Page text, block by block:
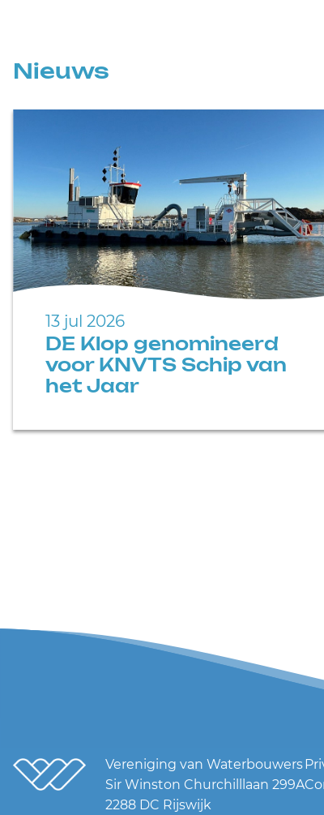
Nieuws
13 jul 2026
DE Klop genomineerd
voor KNVTS Schip van
het Jaar
Vereniging van Waterbouwers
Sir Winston Churchilllaan 299A
2288 DC Rijswijk